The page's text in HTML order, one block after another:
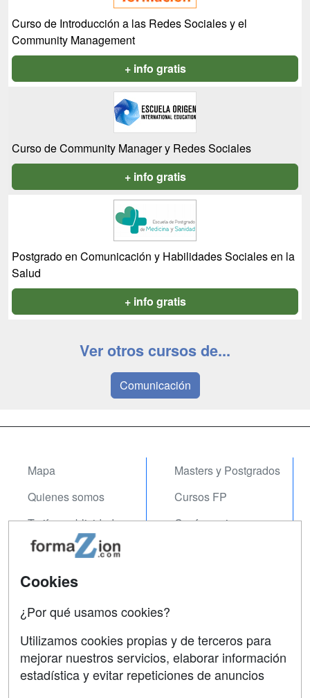
Curso de Introducción a las Redes Sociales y el
Community Management
+ info gratis
Curso de Community Manager y Redes Sociales
+ info gratis
Postgrado en Comunicación y Habilidades Sociales en la
Salud
+ info gratis
Ver otros cursos de...
Comunicación
Mapa
Quienes somos
Tarifas publicidad
Acceso Usuarios
Acceso Centros
Masters y Postgrados
Cursos FP
Conferencias
Contactar
Confidencialidad
Aviso legal
Cookies
¿Por qué usamos cookies?
Utilizamos cookies propias y de terceros para
mejorar nuestros servicios, elaborar información
estadística y evitar repeticiones de anuncios